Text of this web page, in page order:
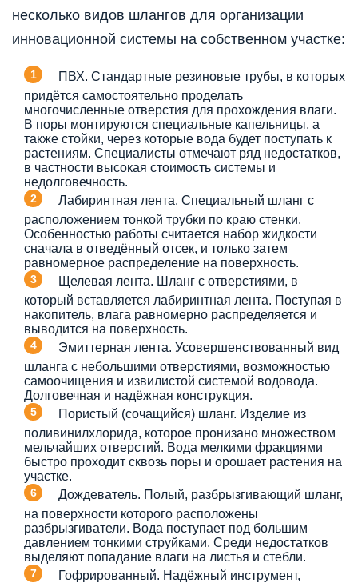
несколько видов шлангов для организации
инновационной системы на собственном участке:
ПВХ. Стандартные резиновые трубы, в которых
придётся самостоятельно проделать
многочисленные отверстия для прохождения влаги.
В поры монтируются специальные капельницы, а
также стойки, через которые вода будет поступать к
растениям. Специалисты отмечают ряд недостатков,
в частности высокая стоимость системы и
недолговечность.
Лабиринтная лента. Специальный шланг с
расположением тонкой трубки по краю стенки.
Особенностью работы считается набор жидкости
сначала в отведённый отсек, и только затем
равномерное распределение на поверхность.
Щелевая лента. Шланг с отверстиями, в
который вставляется лабиринтная лента. Поступая в
накопитель, влага равномерно распределяется и
выводится на поверхность.
Эмиттерная лента. Усовершенствованный вид
шланга с небольшими отверстиями, возможностью
самоочищения и извилистой системой водовода.
Долговечная и надёжная конструкция.
Пористый (сочащийся) шланг. Изделие из
поливинилхлорида, которое пронизано множеством
мельчайших отверстий. Вода мелкими фракциями
быстро проходит сквозь поры и орошает растения на
участке.
Дождеватель. Полый, разбрызгивающий шланг,
на поверхности которого расположены
разбрызгиватели. Вода поступает под большим
давлением тонкими струйками. Среди недостатков
выделяют попадание влаги на листья и стебли.
Гофрированный. Надёжный инструмент,